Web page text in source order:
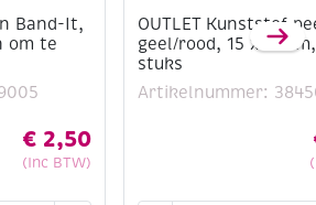
Band-It,
om te
€ 2,50
(Inc BTW)
OUTLET Kunststof
geel/rood, 15 x 8
stuks
Artikelnummer: